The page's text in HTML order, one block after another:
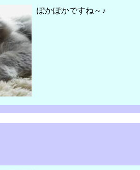
ぽかぽかですね～♪